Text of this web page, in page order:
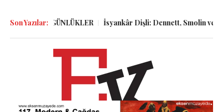
Son Yazılar:ve GÜNLÜKLER İsyankâr Dişli: Dennett, Smolin ve